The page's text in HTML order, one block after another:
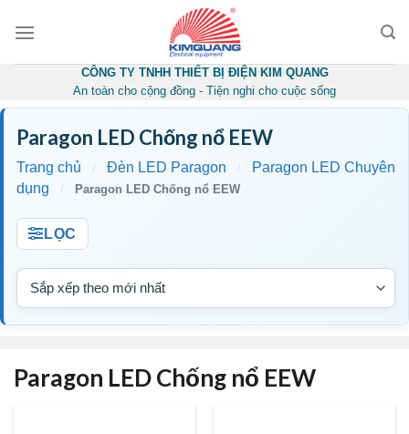
CÔNG TY TNHH THIẾT BỊ ĐIỆN KIM QUANG
An toàn cho cộng đồng - Tiện nghi cho cuộc sống
Paragon LED Chống nổ EEW
Trang chủ / Đèn LED Paragon /
Paragon LED Chuyên
dụng
/ Paragon LED Chống nổ EEW
LỌC
Paragon LED Chống nổ EEW